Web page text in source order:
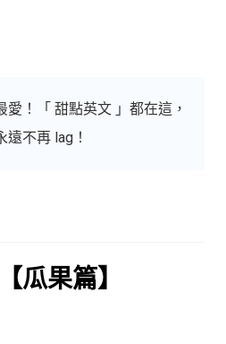
愛！「 甜點英文 」都在這，
遠不再 lag！
瓜果篇】